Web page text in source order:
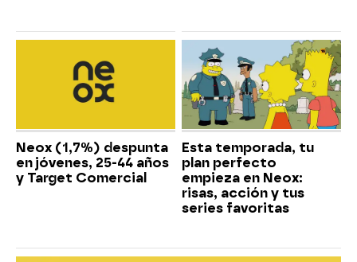
Neox (1,7%) despunta
en jóvenes, 25-44 años
y Target Comercial
Esta temporada, tu
plan perfecto
empieza en Neox:
risas, acción y tus
series favoritas